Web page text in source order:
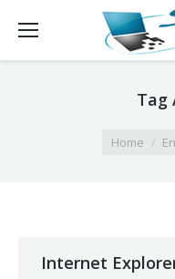
Tag
Home
Internet